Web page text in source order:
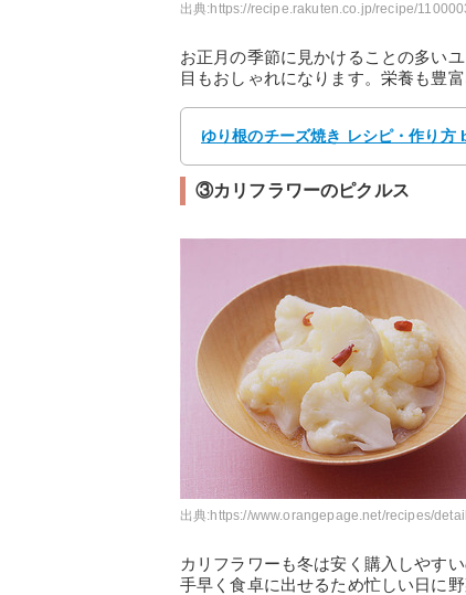
出典:https://recipe.rakuten.co.jp/recipe/
お正月の季節に見かけることの多い
目もおしゃれになります。栄養も豊
ゆり根のチーズ焼き レシピ・作り方
③カリフラワーのピクルス
出典:https://www.orangepage.net/recipes/
カリフラワーも冬は安く購入しやす
手早く食卓に出せるため忙しい日に